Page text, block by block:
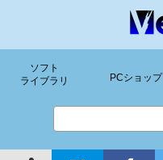
ソフト
ライブラリ
PCショップ